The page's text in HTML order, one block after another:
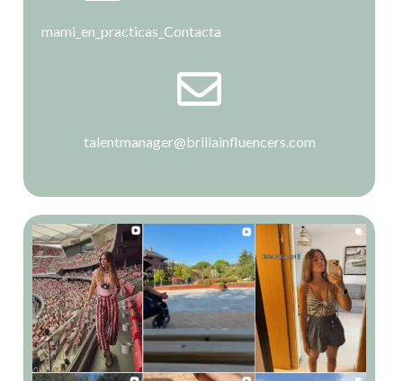
mami_en_practicas_ Contacta
talentmanager@brillainfluencers.com